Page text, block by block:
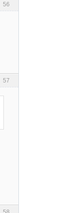
56
57